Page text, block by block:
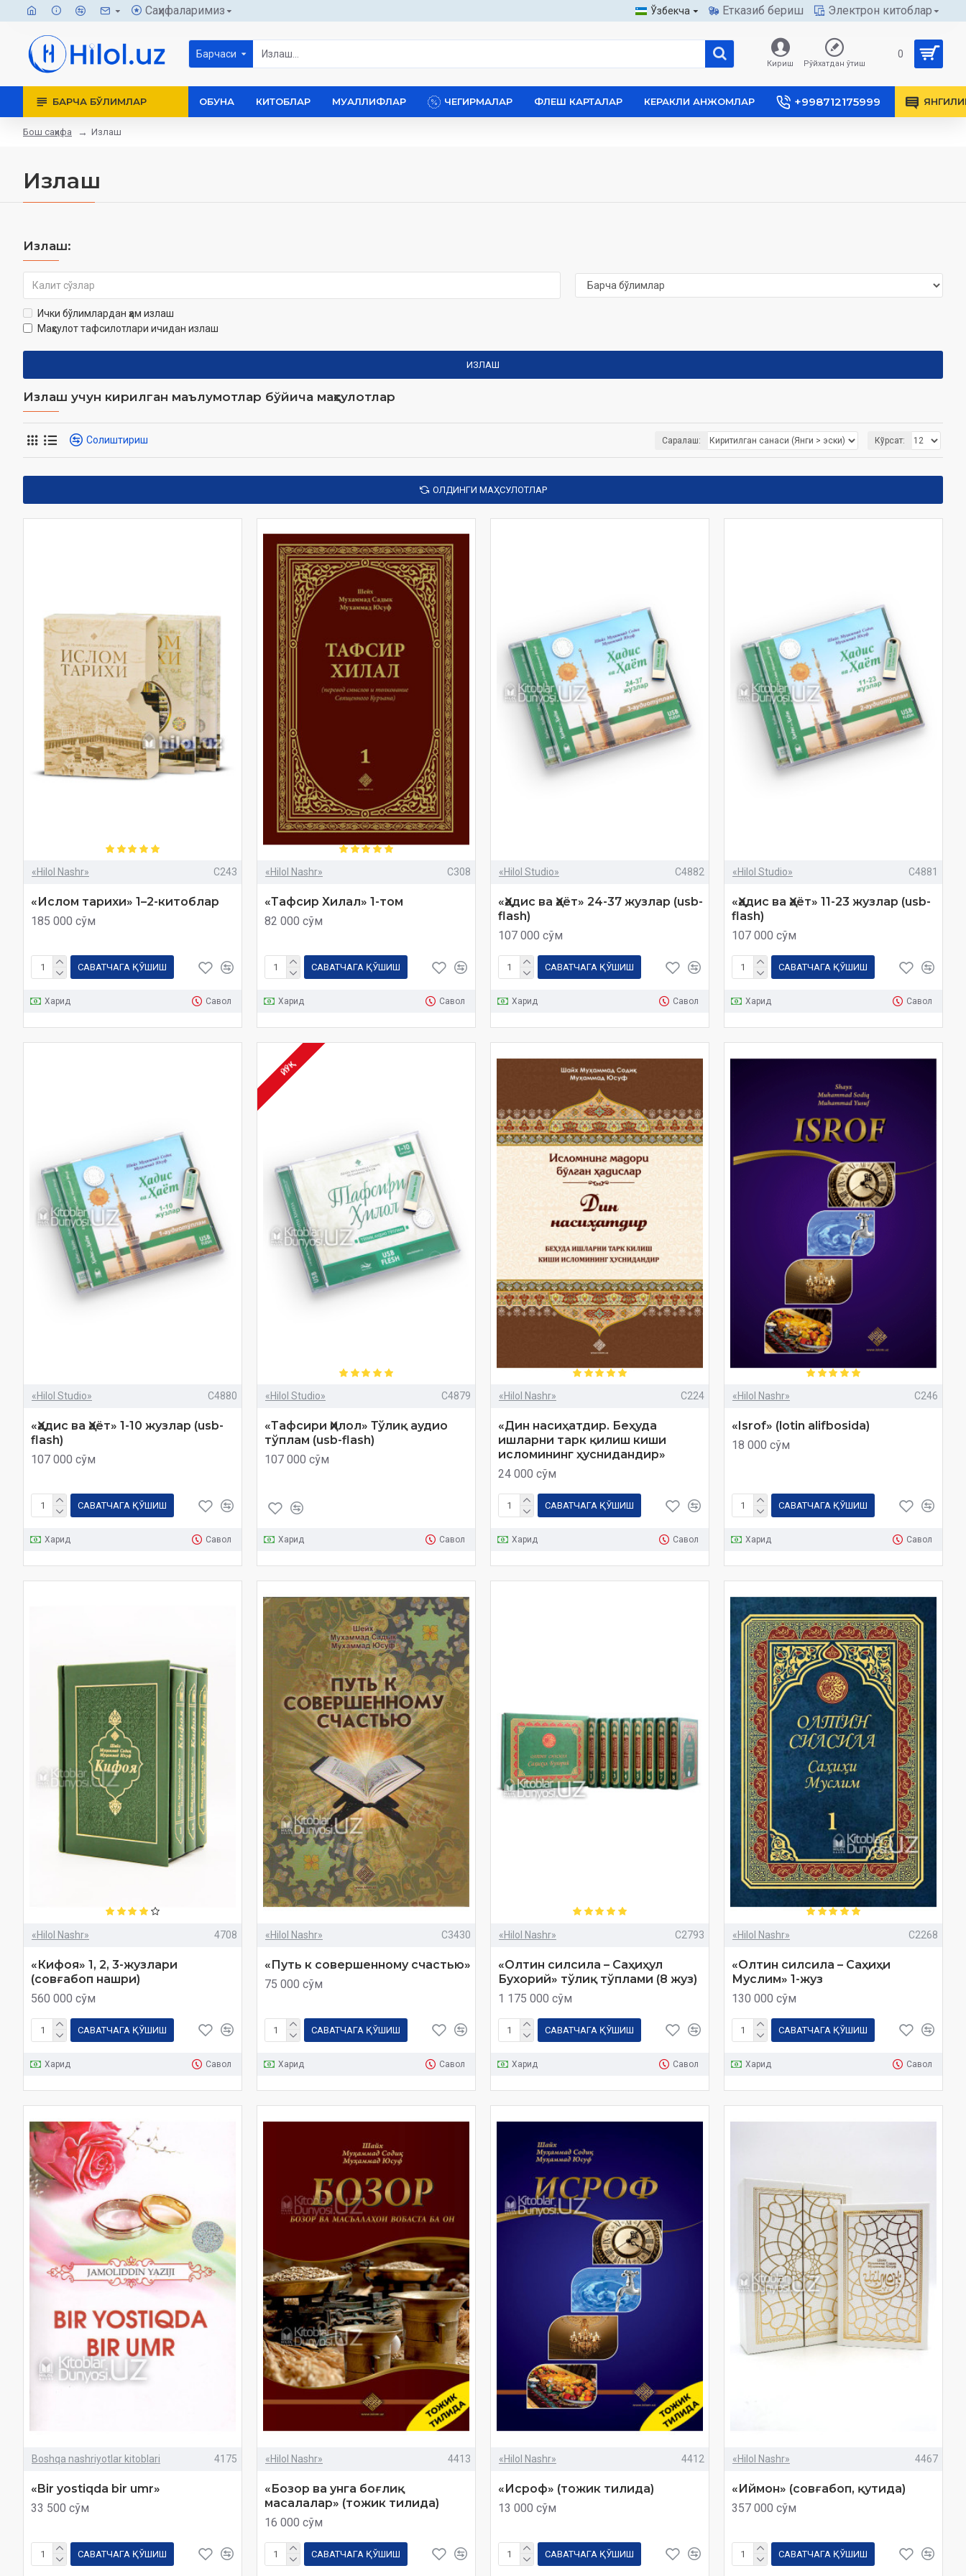
Саҳифаларимиз Ўзбекча Етказиб бериш Электрон китоблар
Барчаси
Кириш Рўйхатдан ўтиш
0
БАРЧА БЎЛИМЛАР ОБУНА КИТОБЛАР МУАЛЛИФЛАР ЧЕГИРМАЛАР ФЛЕШ КАРТАЛАР КЕРАКЛИ АНЖОМЛАР +998712175999
Бош саҳифа Излаш
Излаш
Излаш:
Ички бўлимлардан ҳам излаш
Маҳсулот тафсилотлари ичидан излаш
ИЗЛАШ
Излаш учун кирилган маълумотлар бўйича маҳсулотлар
Солиштириш Саралаш: Кўрсат:
ОЛДИНГИ МАҲСУЛОТЛАР
«Hilol Nashr» C243
«Ислом тарихи» 1–2-китоблар
185 000 сўм
САВАТЧАГА ҚЎШИШ
Харид Савол
«Hilol Nashr» C308
«Тафсир Хилал» 1-том
82 000 сўм
САВАТЧАГА ҚЎШИШ
Харид Савол
«Hilol Studio» C4882
«Ҳадис ва Ҳаёт» 24-37 жузлар (usb-
flash)
107 000 сўм
САВАТЧАГА ҚЎШИШ
Харид Савол
«Hilol Studio» C4881
«Ҳадис ва Ҳаёт» 11-23 жузлар (usb-
flash)
107 000 сўм
САВАТЧАГА ҚЎШИШ
Харид Савол
«Hilol Studio» C4880
«Ҳадис ва Ҳаёт» 1-10 жузлар (usb-
flash)
107 000 сўм
САВАТЧАГА ҚЎШИШ
Харид Савол
ЙЎҚ
«Hilol Studio» C4879
«Тафсири Ҳилол» Тўлиқ аудио
тўплам (usb-flash)
107 000 сўм
Харид Савол
«Hilol Nashr» C224
«Дин насиҳатдир. Беҳуда
ишларни тарк қилиш киши
исломининг ҳуснидандир»
24 000 сўм
САВАТЧАГА ҚЎШИШ
Харид Савол
«Hilol Nashr» C246
«Isrof» (lotin alifbosida)
18 000 сўм
САВАТЧАГА ҚЎШИШ
Харид Савол
«Hilol Nashr» 4708
«Кифоя» 1, 2, 3-жузлари
(совғабоп нашри)
560 000 сўм
САВАТЧАГА ҚЎШИШ
Харид Савол
«Hilol Nashr» C3430
«Путь к совершенному счастью»
75 000 сўм
САВАТЧАГА ҚЎШИШ
Харид Савол
«Hilol Nashr» C2793
«Олтин силсила – Саҳиҳул
Бухорий» тўлиқ тўплами (8 жуз)
1 175 000 сўм
САВАТЧАГА ҚЎШИШ
Харид Савол
«Hilol Nashr» C2268
«Олтин силсила – Саҳиҳи
Муслим» 1-жуз
130 000 сўм
САВАТЧАГА ҚЎШИШ
Харид Савол
Boshqa nashriyotlar kitoblari 4175
«Bir yostiqda bir umr»
33 500 сўм
САВАТЧАГА ҚЎШИШ
«Hilol Nashr» 4413
«Бозор ва унга боғлиқ
масалалар» (тожик тилида)
16 000 сўм
САВАТЧАГА ҚЎШИШ
«Hilol Nashr» 4412
«Исроф» (тожик тилида)
13 000 сўм
САВАТЧАГА ҚЎШИШ
«Hilol Nashr» 4467
«Иймон» (совғабоп, қутида)
357 000 сўм
САВАТЧАГА ҚЎШИШ